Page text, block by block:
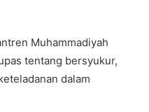
Muhammadiyah
tentang bersyukur,
dalam